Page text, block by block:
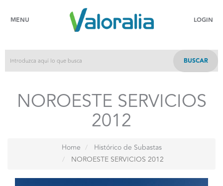
MENU LOGIN
BUSCAR
NOROESTE SERVICIOS
2012
Home
Histórico de Subastas
NOROESTE SERVICIOS 2012